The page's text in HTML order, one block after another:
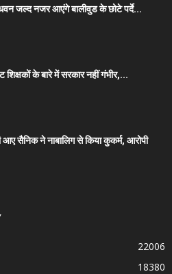
जल्द नजर आएंगे बालीवुड के छोटे पर्दे...
शिक्षकों के बारे में सरकार नहीं गंभीर,...
आए सैनिक ने नाबालिग से किया कुकर्म, आरोपी
22006
18380